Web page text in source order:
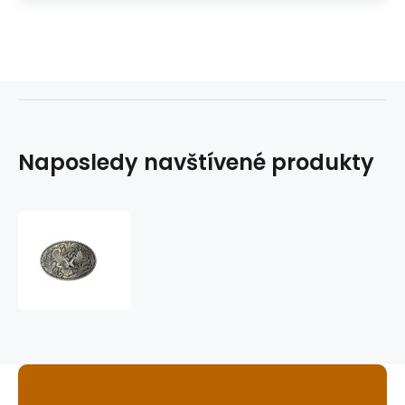
Naposledy navštívené produkty